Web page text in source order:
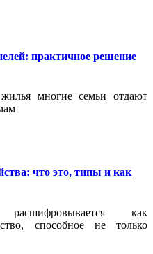
практичное решение
многие семьи отдают
что это, типы и как
как
способное не только